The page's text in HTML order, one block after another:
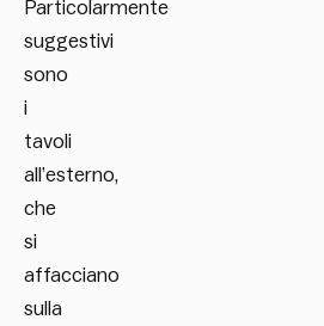
Particolarmente
suggestivi
sono
i
tavoli
all’esterno,
che
si
affacciano
sulla